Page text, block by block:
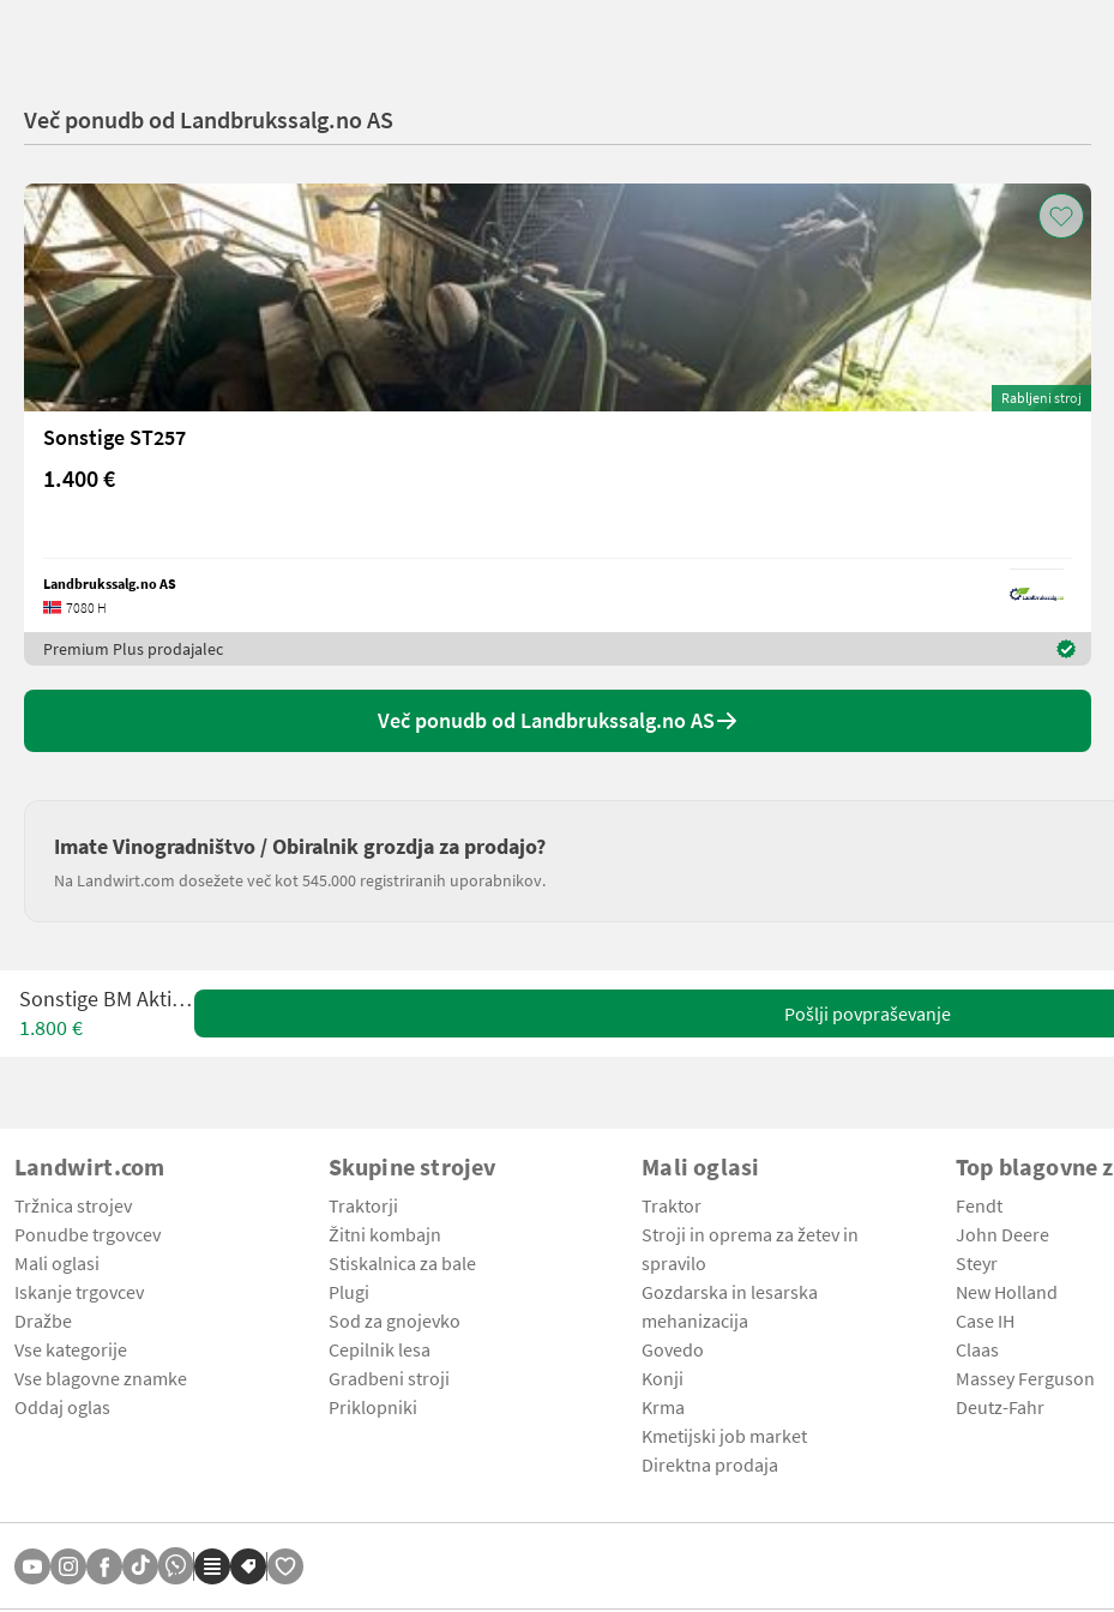
Več ponudb od Landbrukssalg.no AS
Rabljeni stroj
Sonstige ST257
1.400 €
Landbrukssalg.no AS
7080 H
Premium Plus prodajalec
Več ponudb od Landbrukssalg.no AS
Imate Vinogradništvo / Obiralnik grozdja za prodajo?
Na Landwirt.com dosežete več kot 545.000 registriranih uporabnikov.
Sonstige BM Aktiv 800
1.800 €
Pošlji povpraševanje
Landwirt.com
Tržnica strojev
Ponudbe trgovcev
Mali oglasi
Iskanje trgovcev
Dražbe
Vse kategorije
Vse blagovne znamke
Oddaj oglas
Skupine strojev
Traktorji
Žitni kombajn
Stiskalnica za bale
Plugi
Sod za gnojevko
Cepilnik lesa
Gradbeni stroji
Priklopniki
Mali oglasi
Traktor
Stroji in oprema za žetev in
spravilo
Gozdarska in lesarska
mehanizacija
Govedo
Konji
Krma
Kmetijski job market
Direktna prodaja
Top blagovne
Fendt
John Deere
Steyr
New Holland
Case IH
Claas
Massey Ferguson
Deutz-Fahr